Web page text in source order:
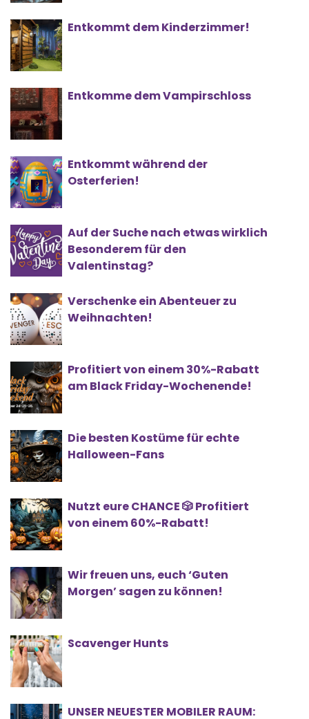
Entkommt dem Kinderzimmer!
Entkomme dem Vampirschloss
Entkommt während der
Osterferien!
Auf der Suche nach etwas wirklich
Besonderem für den
Valentinstag?
Verschenke ein Abenteuer zu
Weihnachten!
Profitiert von einem 30%-Rabatt
am Black Friday-Wochenende!
Die besten Kostüme für echte
Halloween-Fans
Nutzt eure CHANCE 🎲 Profitiert
von einem 60%-Rabatt!
Wir freuen uns, euch ‘Guten
Morgen’ sagen zu können!
Scavenger Hunts
UNSER NEUESTER MOBILER RAUM: